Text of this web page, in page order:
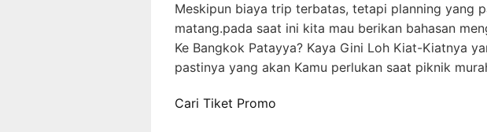
Meskipun biaya trip terbatas, tetapi planning yang
matang.pada saat ini kita mau berikan bahasan
Ke Bangkok Patayya? Kaya Gini Loh Kiat-Kiatnya
pastinya yang akan Kamu perlukan saat piknik
Cari Tiket Promo